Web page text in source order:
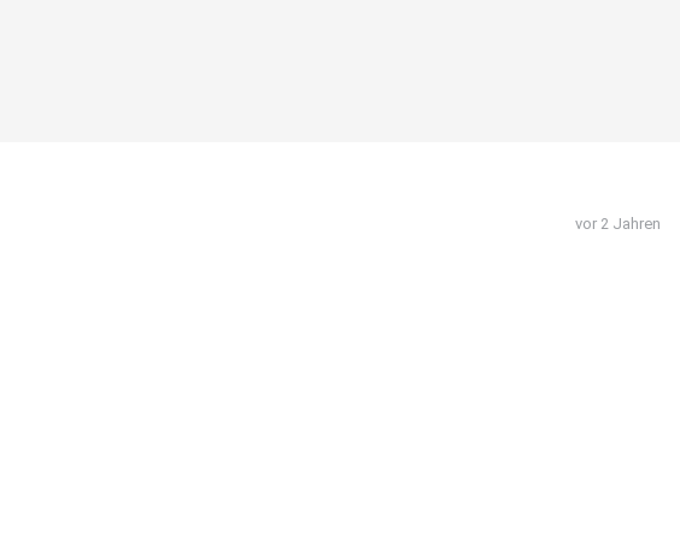
vor 2 Jahren